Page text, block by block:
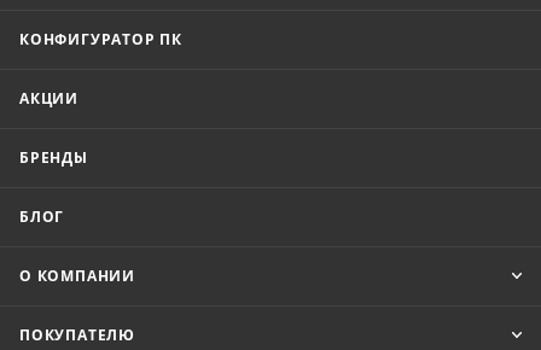
КОНФИГУРАТОР ПК
АКЦИИ
БРЕНДЫ
БЛОГ
О КОМПАНИИ
ПОКУПАТЕЛЮ